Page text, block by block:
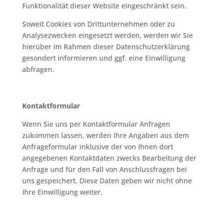
Funktionalität dieser Website eingeschränkt sein.
Soweit Cookies von Drittunternehmen oder zu
Analysezwecken eingesetzt werden, werden wir Sie
hierüber im Rahmen dieser Datenschutzerklärung
gesondert informieren und ggf. eine Einwilligung
abfragen.
Kontaktformular
Wenn Sie uns per Kontaktformular Anfragen
zukommen lassen, werden Ihre Angaben aus dem
Anfrageformular inklusive der von Ihnen dort
angegebenen Kontaktdaten zwecks Bearbeitung der
Anfrage und für den Fall von Anschlussfragen bei
uns gespeichert. Diese Daten geben wir nicht ohne
Ihre Einwilligung weiter.